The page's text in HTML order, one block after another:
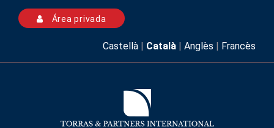
Área privada
Castellà | Català | Anglès | Francès